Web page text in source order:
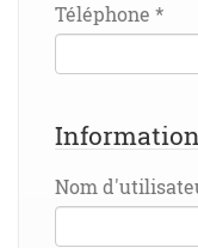
Téléphone *
Nom